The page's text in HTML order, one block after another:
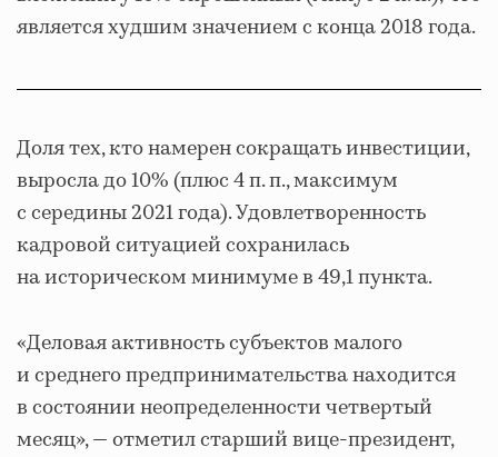
является худшим значением с конца 2018 года.
Доля тех, кто намерен сокращать инвестиции,
выросла до 10% (плюс 4 п. п., максимум
с середины 2021 года). Удовлетворенность
кадровой ситуацией сохранилась
на историческом минимуме в 49,1 пункта.
«Деловая активность субъектов малого
и среднего предпринимательства находится
в состоянии неопределенности четвертый
месяц», — отметил старший вице-президент,